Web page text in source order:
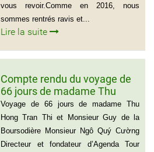
vous revoir.Comme en 2016, nous
sommes rentrés ravis et...
Lire la suite
Compte rendu du voyage de
66 jours de madame Thu
Hong Tran Thi et Monsieur
Guy de la Boursodière
Voyage de 66 jours de madame Thu
Hong Tran Thi et Monsieur Guy de la
Boursodière Monsieur Ngô Quý Cường
Directeur et fondateur d’Agenda Tour